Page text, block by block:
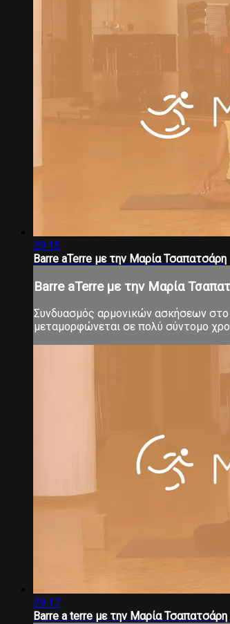
29:15
Barre aTerre με την Μαρία Τσαπατσάρη
Barre aTerre με την Μαρία
Συνδυασμός αρμονικών ασκήσεων στο
μεταμορφώνεται σε πολύ σύντομο
29:17
Barre a terre με την Μαρία Τσαπατσάρη